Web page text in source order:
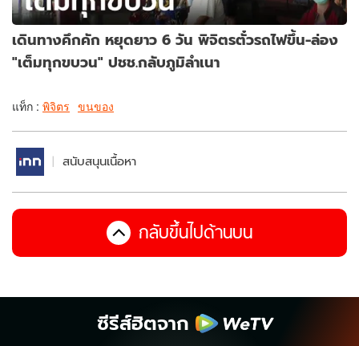
เดินทางคึกคัก หยุดยาว 6 วัน พิจิตรตั๋วรถไฟขึ้น-ล่อง
"เต็มทุกขบวน" ปชช.กลับภูมิลำเนา
แท็ก : พิจิตร ขนของ
สนับสนุนเนื้อหา
กลับขึ้นไปด้านบน
ซีรีส์ฮิตจาก